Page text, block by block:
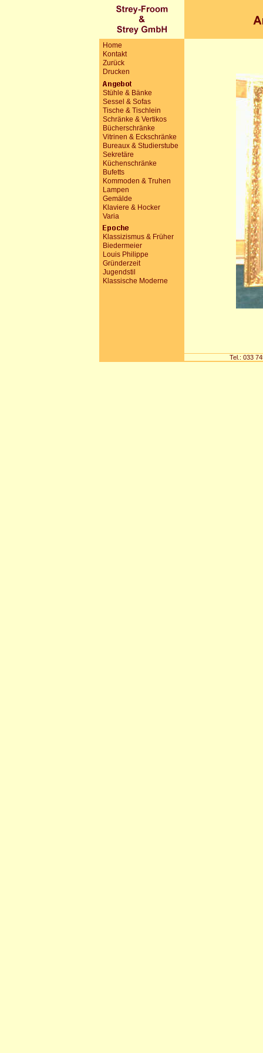
Home
Kontakt
Zurück
Drucken
Stühle & Bänke
Sessel & Sofas
Tische & Tischlein
Schränke & Vertikos
Bücherschränke
Vitrinen & Eckschränke
Bureaux & Studierstube
Sekretäre
Küchenschränke
Bufetts
Kommoden & Truhen
Lampen
Gemälde
Klaviere & Hocker
Varia
Klassizismus & Früher
Biedermeier
Louis Philippe
Gründerzeit
Jugendstil
Klassische Moderne
Tel.: 033